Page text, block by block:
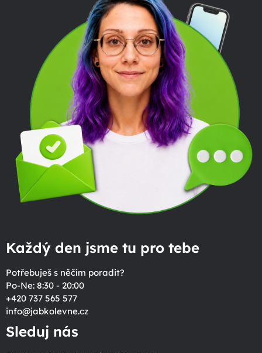
Každý den jsme tu pro tebe
Potřebuješ s něčím poradit?
Po-Ne: 8:30 - 20:00
+420 737 565 577
info@jabkolevne.cz
Sleduj nás